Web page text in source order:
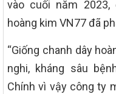
vào cuối năm
hoàng kim VN77 đã
“Giống chanh dây
nghi, kháng sâu
Chính vì vậy công ty